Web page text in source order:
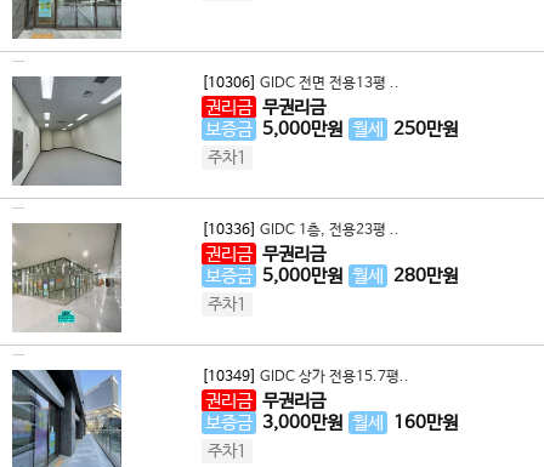
[10306] GIDC 전면 전용13평 ..
권리금 무권리금
보증금 5,000만원 월세 250만원
주차1
[10336] GIDC 1층, 전용23평 ..
권리금 무권리금
보증금 5,000만원 월세 280만원
주차1
[10349] GIDC 상가 전용15.7평..
권리금 무권리금
보증금 3,000만원 월세 160만원
주차1